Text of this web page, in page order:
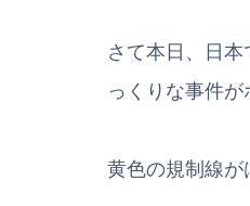
さて本日、日
っくりな事件が
黄色の規制線